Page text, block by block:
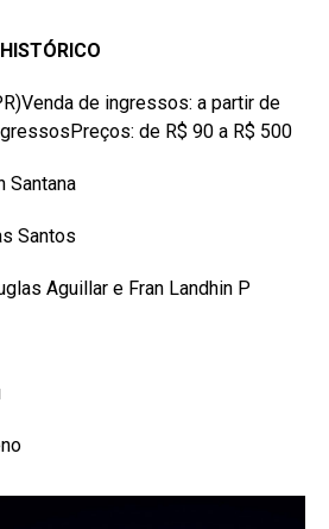
de ingressos: a partir de
de R$ 90 a R$ 500
Santana
Santos
Aguillar e Fran Landhin P